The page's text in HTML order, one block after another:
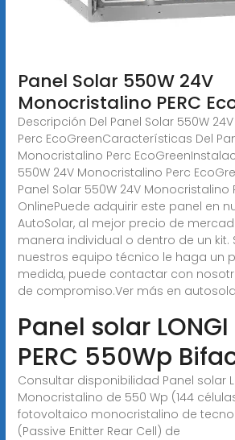
Panel Solar 550W 24V
Monocristalino PERC
Descripción Del Panel Solar 550W
Perc EcoGreenCaracterísticas Del
Monocristalino Perc
550W 24V Monocristalino Perc
Panel Solar 550W 24V Monocristalino
OnlinePuede adquirir este panel en
AutoSolar, al mejor precio de
manera individual o dentro de un kit.
nuestros equipo técnico le haga un
medida, puede contactar con
de compromiso.Ver más en
Panel solar
PERC 550Wp
Consultar disponibilidad Panel solar
Monocristalino de 550 Wp (144
fotovoltaico monocristalino de
(Passive Enitter Rear Cell) de